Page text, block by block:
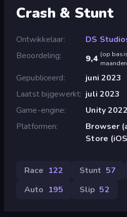
Crash & Stunt
Ontwikkelaar
DS
Beoordeling
9,4 (op
maanden
Gepubliceerd
juni 2023
Laatst bijgewerkt juli 2023
Game-engine
Unity 2022
Platformen
Browser
Store
Race 122 Stunt 57
Auto 195 Slip 52